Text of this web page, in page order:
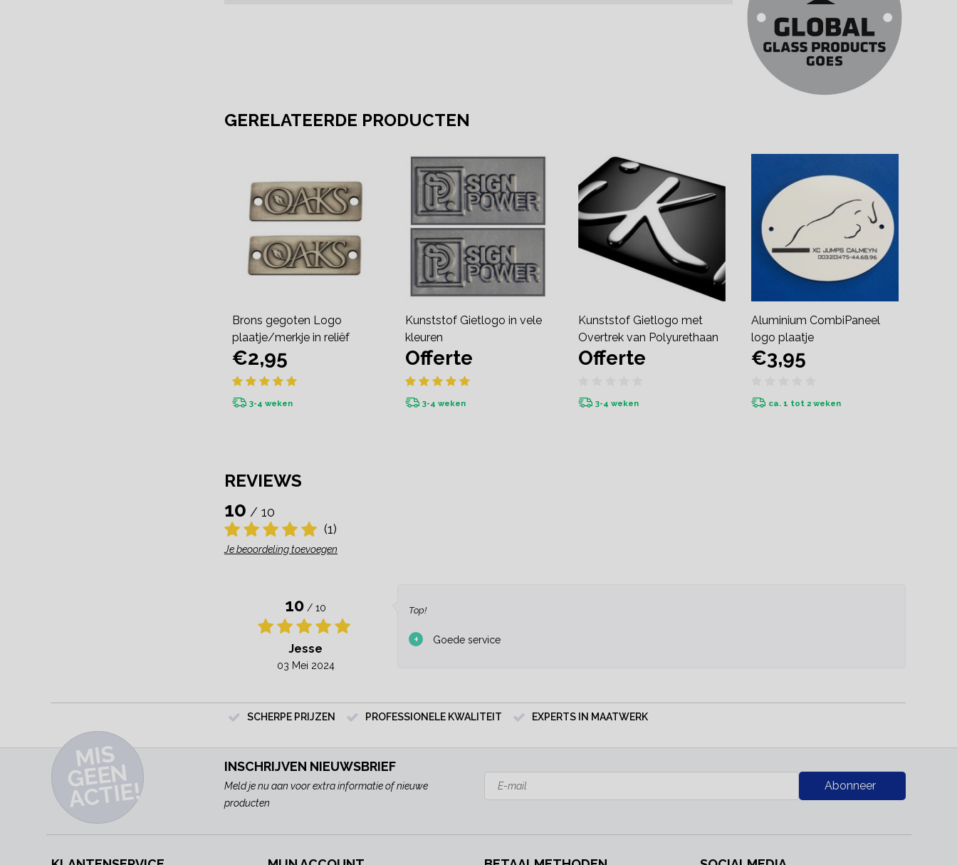
GERELATEERDE PRODUCTEN
Brons gegoten Logo
plaatje/merkje in reliëf
€2,95
3-4 weken
Kunststof Gietlogo in vele
kleuren
Offerte
3-4 weken
Kunststof Gietlogo met
Overtrek van Polyurethaan
Offerte
3-4 weken
Aluminium CombiPaneel
logo plaatje
€3,95
ca. 1 tot 2 weken
REVIEWS
10 / 10
(1)
Je beoordeling toevoegen
10 / 10
Jesse
03 Mei 2024
Top!
+ Goede service
SCHERPE PRIJZEN PROFESSIONELE KWALITEIT EXPERTS IN MAATWERK
MI
S
G
E
E
N
A
C
TI
E!
INSCHRIJVEN NIEUWSBRIEF
Meld je nu aan voor extra informatie of nieuwe
producten
Abonneer